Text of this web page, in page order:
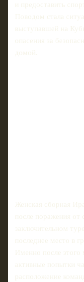
и предоставить
Поводом стала
выступавшей на
опасения за
домой.
Женская сборная
после поражения
заключительном
последнее место в
Именно после
активные попытки
расположение